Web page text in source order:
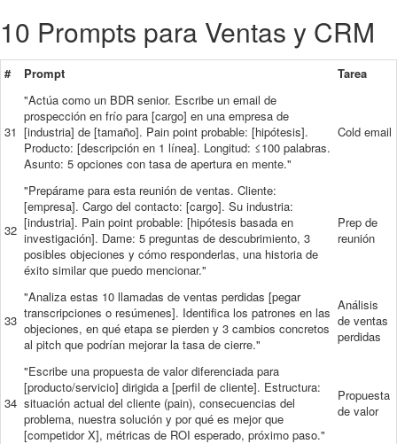
10 Prompts para Ventas y CRM
# Prompt Tarea
31
"Actúa como un BDR senior. Escribe un email de
prospección en frío para [cargo] en una empresa de
[industria] de [tamaño]. Pain point probable: [hipótesis].
Producto: [descripción en 1 línea]. Longitud: ≤100 palabras.
Asunto: 5 opciones con tasa de apertura en mente."
Cold email
32
"Prepárame para esta reunión de ventas. Cliente:
[empresa]. Cargo del contacto: [cargo]. Su industria:
[industria]. Pain point probable: [hipótesis basada en
investigación]. Dame: 5 preguntas de descubrimiento, 3
posibles objeciones y cómo responderlas, una historia de
éxito similar que puedo mencionar."
Prep de
reunión
33
"Analiza estas 10 llamadas de ventas perdidas [pegar
transcripciones o resúmenes]. Identifica los patrones en las
objeciones, en qué etapa se pierden y 3 cambios concretos
al pitch que podrían mejorar la tasa de cierre."
Análisis
de ventas
perdidas
34
"Escribe una propuesta de valor diferenciada para
[producto/servicio] dirigida a [perfil de cliente]. Estructura:
situación actual del cliente (pain), consecuencias del
problema, nuestra solución y por qué es mejor que
[competidor X], métricas de ROI esperado, próximo paso."
Propuesta
de valor